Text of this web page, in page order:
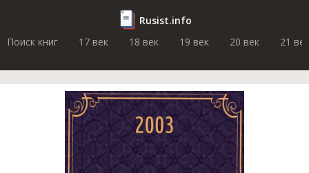
Rusist.info
Поиск книг
17 век 18 век 19 век 20 век 21 век